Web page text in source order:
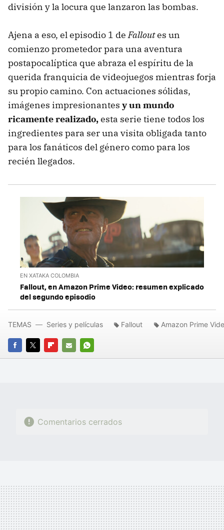
división y la locura que lanzaron las bombas.
Ajena a eso, el episodio 1 deFalloutes un
comienzo prometedor para una aventura
postapocalíptica que abraza el espíritu de la
querida franquicia de videojuegos mientras forja
su propio camino. Con actuaciones sólidas,
imágenes impresionantes y un mundo
ricamente realizado,esta serie tiene todos los
ingredientes para ser una visita obligada tanto
para los fanáticos del género como para los
recién llegados.
EN XATAKA COLOMBIA
Fallout, en Amazon Prime Video: resumen explicado
del segundo episodio
FACEBOOK
TWITTERFLIPBOARD
E-
WHATSAPP
TEMAS Series y películas Fallout Amazon Prime
Comentarios cerrados